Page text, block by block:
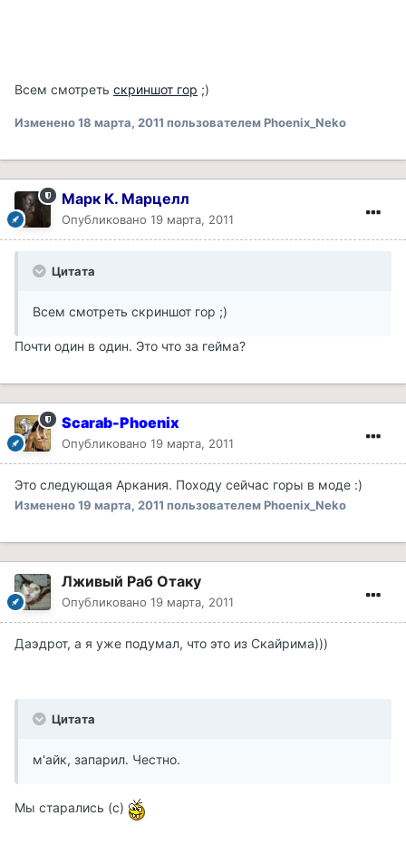
Всем смотреть скриншот гор ;)
Изменено18 марта, 2011 пользователем Phoenix_Neko
Марк К. Марцелл
Опубликовано 19 марта, 2011
Цитата
Всем смотреть скриншот гор ;)
Почти один в один. Это что за гейма?
Scarab-Phoenix
Опубликовано 19 марта, 2011
Это следующая Аркания. Походу сейчас горы в моде :)
Изменено19 марта, 2011 пользователем Phoenix_Neko
Лживый Раб Отаку
Опубликовано 19 марта, 2011
Даэдрот, а я уже подумал, что это из Скайрима)))
Цитата
м'айк, запарил. Честно.
Мы старались (с)